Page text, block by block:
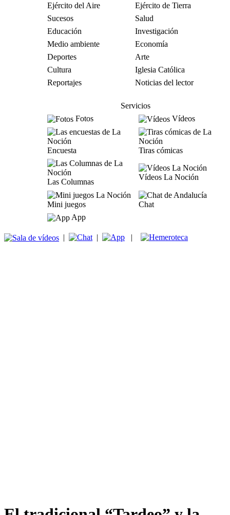
Ejército del Aire
Ejército de Tierra
Sucesos
Salud
Educación
Investigación
Medio ambiente
Economía
Deportes
Arte
Cultura
Iglesia Católica
Reportajes
Noticias del lector
Servicios
Fotos
Vídeos
Encuesta Tiras cómicas
Las Columnas
Vídeos La Noción
Mini juegos
Chat
App
| | |